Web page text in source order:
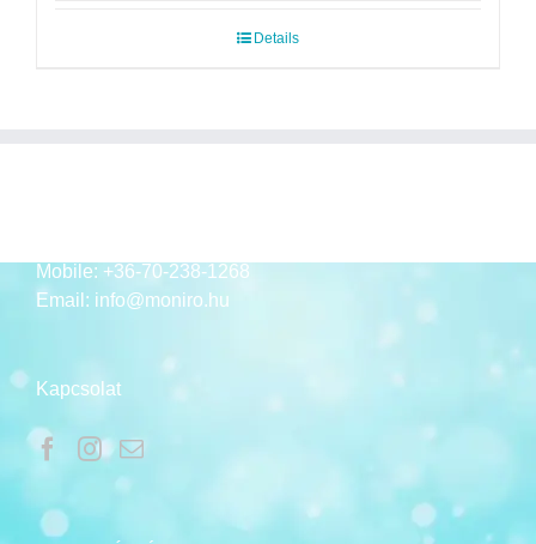
Details
Mobile: +36-70-238-1268
Email: info@moniro.hu
Kapcsolat